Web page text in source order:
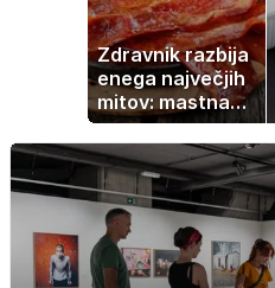
Zdravnik razbija
enega največjih
mitov: mastna
jetra ne
nastanejo zaradi
slanine, temveč
zaradi živila, ki
ga imamo vsi
radi